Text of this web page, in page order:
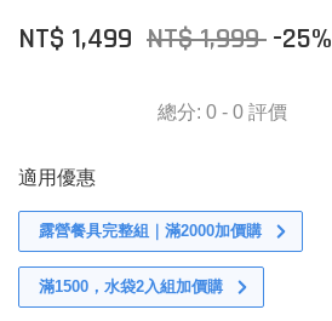
NT$ 1,499 NT$ 1,999 -25%
總分: 0 - 0 評價
適用優惠
露營餐具完整組｜滿2000加價購
滿1500，水袋2入組加價購